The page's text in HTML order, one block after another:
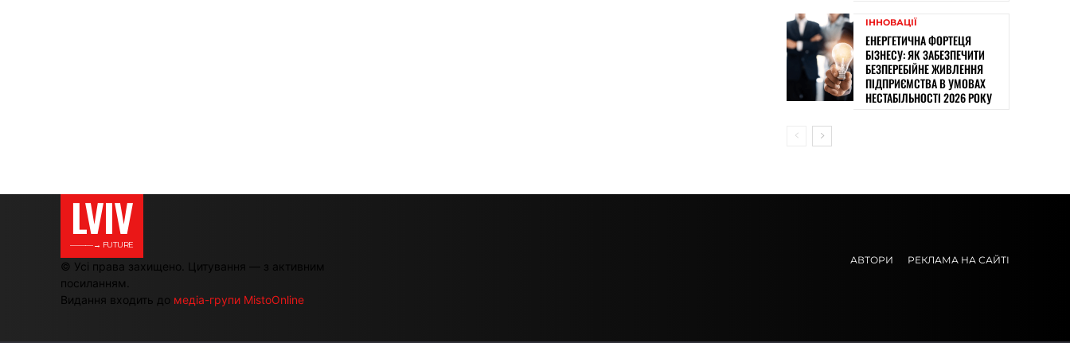
ІННОВАЦІЇ
ЕНЕРГЕТИЧНА ФОРТЕЦЯ
БІЗНЕСУ: ЯК ЗАБЕЗПЕЧИТИ
БЕЗПЕРЕБІЙНЕ ЖИВЛЕННЯ
ПІДПРИЄМСТВА В УМОВАХ
НЕСТАБІЛЬНОСТІ 2026 РОКУ
LVIV
———→ FUTURE
© Усі права захищено. Цитування — з активним
посиланням.
Видання входить до медіа-групи MistoOnline
АВТОРИ РЕКЛАМА НА САЙТІ